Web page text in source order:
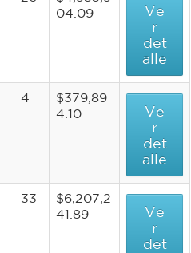
04.09
Ve
r
det
alle
4
$379,89
4.10
Ve
r
det
alle
33
$6,207,2
41.89
Ve
r
det